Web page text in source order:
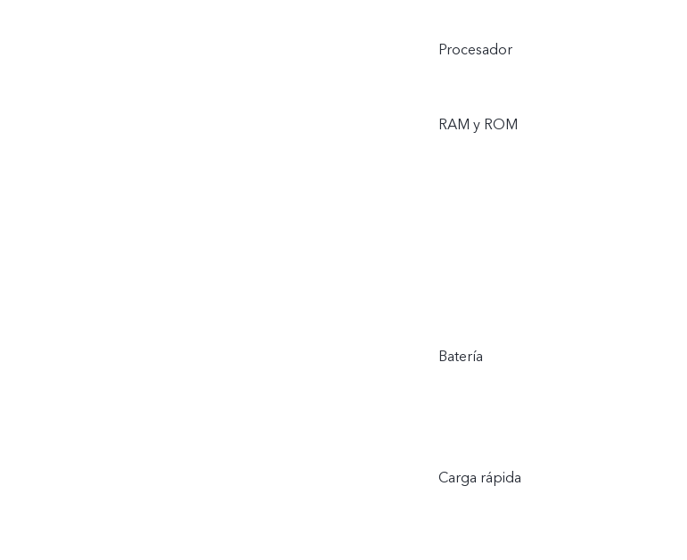
Procesador
RAM y ROM
Batería
Carga rápida